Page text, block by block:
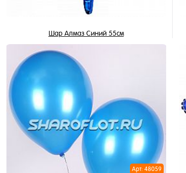
Шар Алмаз Синий 55см
1 250 ₽
В корзину
Купить в 1 клик
В избранное
В наличии
Арт: 48059